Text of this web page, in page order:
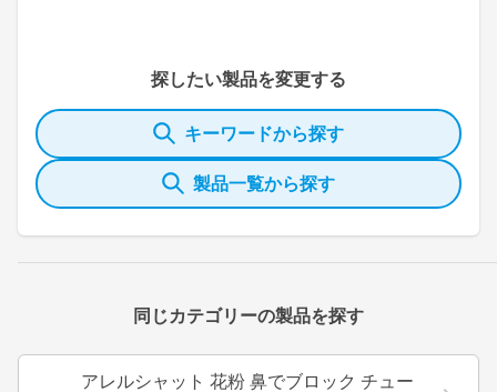
探したい製品を変更する
キーワードから探す
製品一覧から探す
同じカテゴリーの製品を探す
アレルシャット 花粉 鼻でブロック チュー